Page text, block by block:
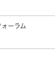
ーラム